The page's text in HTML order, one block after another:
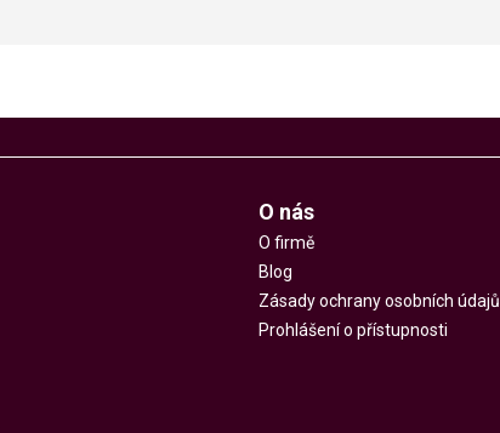
O nás
O firmě
Blog
Zásady ochrany osobních údajů
Prohlášení o přístupnosti